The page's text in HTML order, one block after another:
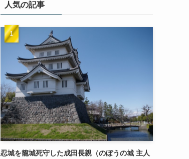
人気の記事
忍城を籠城死守した成田長親（のぼうの城 主人